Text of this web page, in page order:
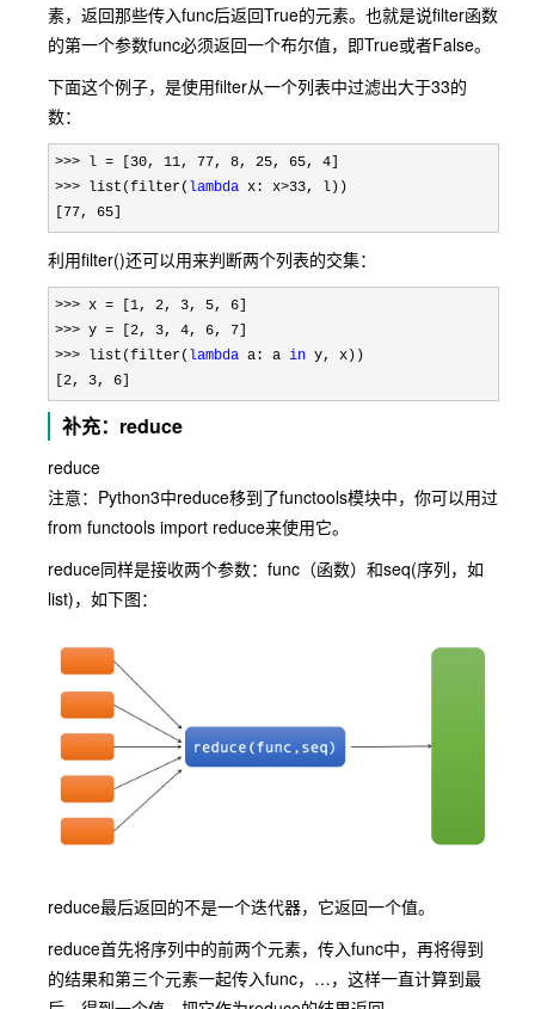
素，返回那些传入func后返回True的元素。也就是说filter函数
的第一个参数func必须返回一个布尔值，即True或者False。
下面这个例子，是使用filter从一个列表中过滤出大于33的
数：
>>> l = [30, 11, 77, 8, 25, 65, 4
>>> list(filter( lambda x: x>33, l))
[77, 65]
利用filter()还可以用来判断两个列表的交集：
>>> x = [1, 2, 3, 5, 6
>>> y = [2, 3, 4, 6, 7
>>> list(filter( lambda a: a in y, x))
[2, 3, 6]
补充：reduce
reduce
注意：Python3中reduce移到了functools模块中，你可以用过
from functools import reduce来使用它。
reduce同样是接收两个参数：func（函数）和seq(序列，如
list)，如下图：
reduce最后返回的不是一个迭代器，它返回一个值。
reduce首先将序列中的前两个元素，传入func中，再将得到
的结果和第三个元素一起传入func，…，这样一直计算到最